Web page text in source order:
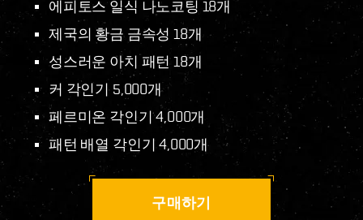
에피토스 일식 나노코팅 18개
제국의 황금 금속성 18개
성스러운 아치 패턴 18개
커 각인기 5,000개
페르미온 각인기 4,000개
패턴 배열 각인기 4,000개
구매하기